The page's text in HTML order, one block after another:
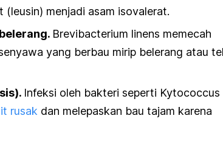
(leusin) menjadi asam isovalerat.
Brevibacterium linens memecah
yang berbau mirip belerang atau
). Infeksi oleh bakteri seperti Kytococcus
rusak dan melepaskan bau tajam karena